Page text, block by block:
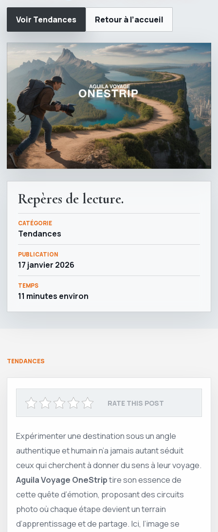
Voir Tendances Retour à l’accueil
Repères de lecture.
CATÉGORIE
Tendances
PUBLICATION
17 janvier 2026
TEMPS
11 minutes environ
TENDANCES
RATE THIS POST
Expérimenter une destination sous un angle
authentique et humain n’a jamais autant séduit
ceux qui cherchent à donner du sens à leur voyage.
Aguila Voyage OneStriptire son essence de
cette quête d’émotion, proposant des circuits
photo où chaque étape devient un terrain
d’apprentissage et de partage. Ici, l’image se